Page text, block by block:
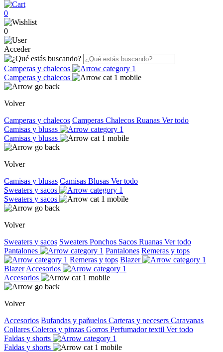
0
0
Acceder
Camperas y chalecos
Camperas y chalecos
Volver
Camperas y chalecos Camperas Chalecos Ruanas Ver todo
Camisas y blusas
Camisas y blusas
Volver
Camisas y blusas Camisas Blusas Ver todo
Sweaters y sacos
Sweaters y sacos
Volver
Sweaters y sacos Sweaters Ponchos Sacos Ruanas Ver todo
Pantalones
Pantalones Remeras y tops
Remeras y tops Blazer
Blazer Accesorios
Accesorios
Volver
Accesorios Bufandas y pañuelos Carteras y necesers Caravanas
Collares Coleros y pinzas Gorros Perfumador textil Ver todo
Faldas y shorts
Faldas y shorts